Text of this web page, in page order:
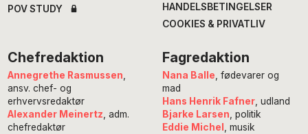
POV STUDY
HANDELSBETINGELSER
COOKIES & PRIVATLIV
Chefredaktion
Annegrethe Rasmussen,
ansv. chef- og
erhvervsredaktør
Alexander Meinertz, adm.
chefredaktør
Fagredaktion
Nana Balle, fødevarer og
mad
Hans Henrik Fafner, udland
Bjarke Larsen, politik
Eddie Michel , musik